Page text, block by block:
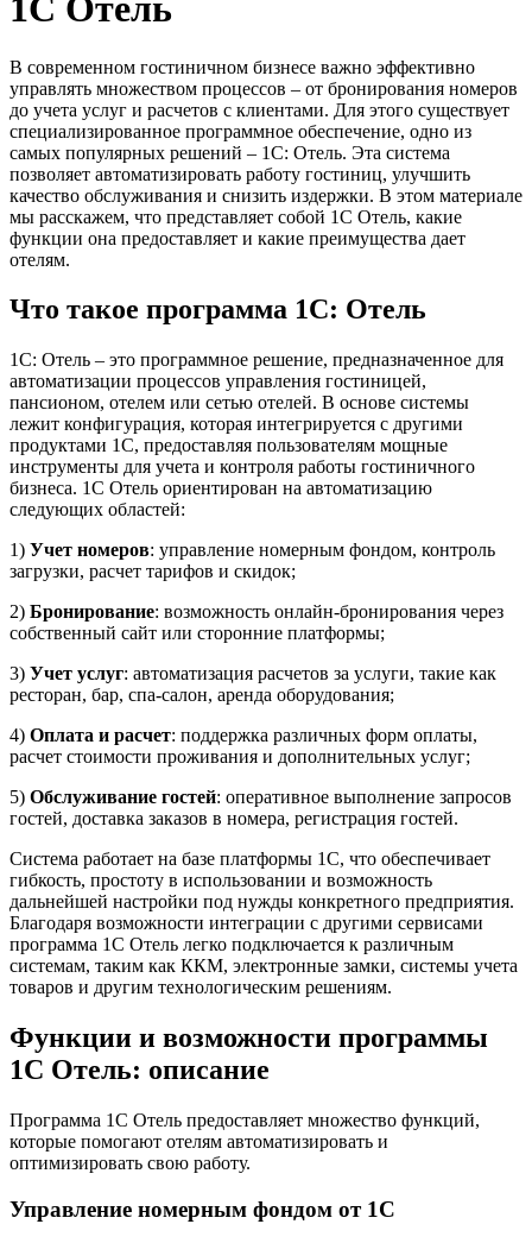
В современном гостиничном бизнесе важно эффективно
управлять множеством процессов – от бронирования номеров
до учета услуг и расчетов с клиентами. Для этого существует
специализированное программное обеспечение, одно из
самых популярных решений – 1С: Отель. Эта система
позволяет автоматизировать работу гостиниц, улучшить
качество обслуживания и снизить издержки. В этом материале
мы расскажем, что представляет собой 1С Отель, какие
функции она предоставляет и какие преимущества дает
отелям.
Что такое программа 1С: Отель
1С: Отель – это программное решение, предназначенное для
автоматизации процессов управления гостиницей,
пансионом, отелем или сетью отелей. В основе системы
лежит конфигурация, которая интегрируется с другими
продуктами 1С, предоставляя пользователям мощные
инструменты для учета и контроля работы гостиничного
бизнеса. 1С Отель ориентирован на автоматизацию
следующих областей:
1) Учет номеров: управление номерным фондом, контроль
загрузки, расчет тарифов и скидок;
2) Бронирование: возможность онлайн-бронирования через
собственный сайт или сторонние платформы;
3) Учет услуг: автоматизация расчетов за услуги, такие как
ресторан, бар, спа-салон, аренда оборудования;
4) Оплата и расчет: поддержка различных форм оплаты,
расчет стоимости проживания и дополнительных услуг;
5) Обслуживание гостей: оперативное выполнение запросов
гостей, доставка заказов в номера, регистрация гостей.
Система работает на базе платформы 1С, что обеспечивает
гибкость, простоту в использовании и возможность
дальнейшей настройки под нужды конкретного предприятия.
Благодаря возможности интеграции с другими сервисами
программа 1С Отель легко подключается к различным
системам, таким как ККМ, электронные замки, системы учета
товаров и другим технологическим решениям.
Функции и возможности программы
1С Отель: описание
Программа 1С Отель предоставляет множество функций,
которые помогают отелям автоматизировать и
оптимизировать свою работу.
Управление номерным фондом от 1С